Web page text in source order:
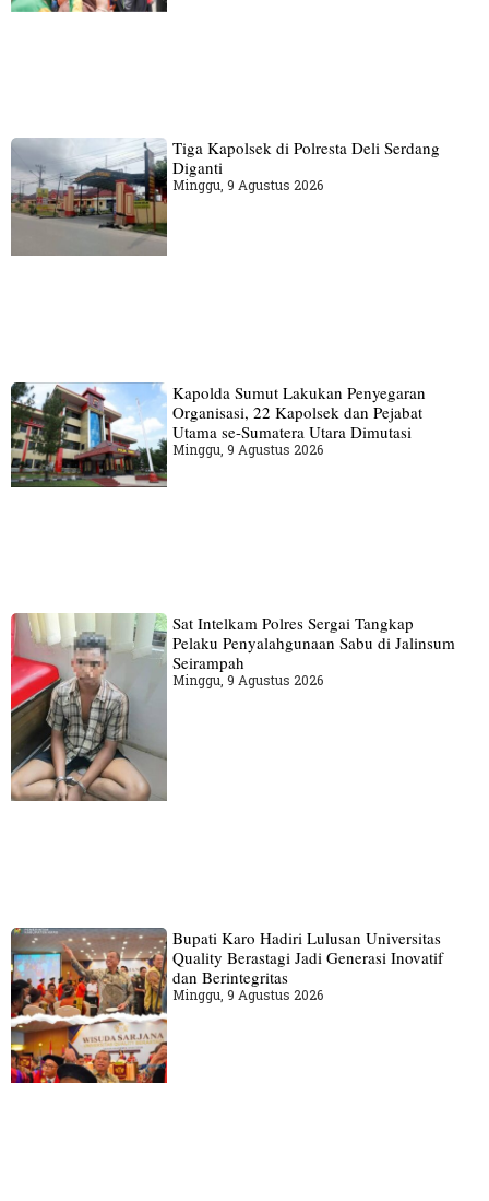
Tiga Kapolsek di Polresta Deli Serdang
Diganti
Minggu, 9 Agustus 2026
Kapolda Sumut Lakukan Penyegaran
Organisasi, 22 Kapolsek dan Pejabat
Utama se-Sumatera Utara Dimutasi
Minggu, 9 Agustus 2026
Sat Intelkam Polres Sergai Tangkap
Pelaku Penyalahgunaan Sabu di Jalinsum
Seirampah
Minggu, 9 Agustus 2026
Bupati Karo Hadiri Lulusan Universitas
Quality Berastagi Jadi Generasi Inovatif
dan Berintegritas
Minggu, 9 Agustus 2026